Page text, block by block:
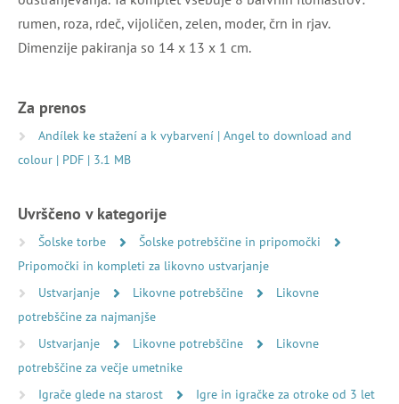
rumen, roza, rdeč, vijoličen, zelen, moder, črn in rjav.
Dimenzije pakiranja so 14 x 13 x 1 cm.
Za prenos
Andílek ke stažení a k vybarvení | Angel to download and
colour | PDF | 3.1 MB
Uvrščeno v kategorije
Šolske torbe
Šolske potrebščine in pripomočki
Pripomočki in kompleti za likovno ustvarjanje
Ustvarjanje
Likovne potrebščine
Likovne
potrebščine za najmanjše
Ustvarjanje
Likovne potrebščine
Likovne
potrebščine za večje umetnike
Igrače glede na starost
Igre in igračke za otroke od 3 let